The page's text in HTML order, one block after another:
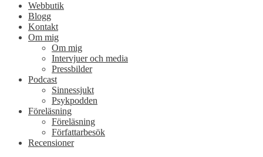
Webbutik
Blogg
Kontakt
Om mig
Om mig
Intervjuer och media
Pressbilder
Podcast
Sinnessjukt
Psykpodden
Föreläsning
Föreläsning
Författarbesök
Recensioner